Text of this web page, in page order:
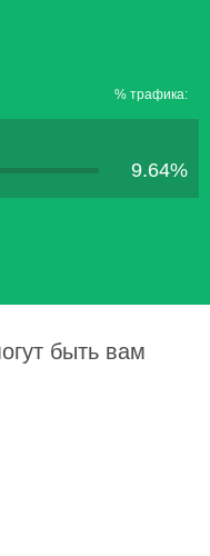
% трафика:
9.64%
быть вам